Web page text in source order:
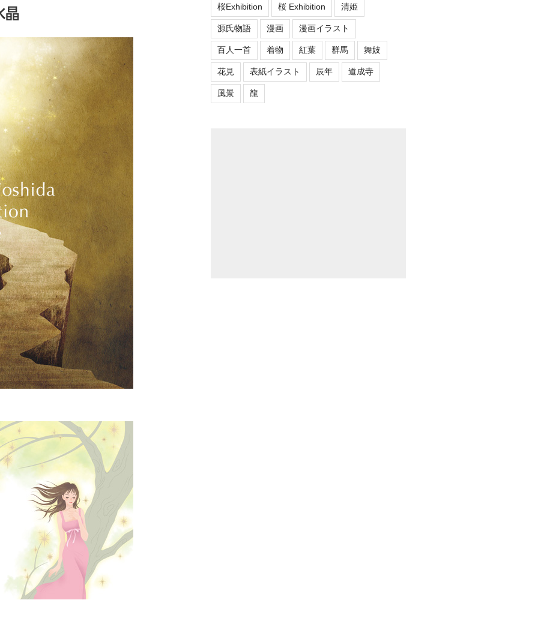
晶 桜Exhibition 桜 Exhibition 清姫
源氏物語 漫画 漫画イラスト
百人一首 着物 紅葉 群馬 舞妓
花見 表紙イラスト 辰年 道成寺
風景 龍